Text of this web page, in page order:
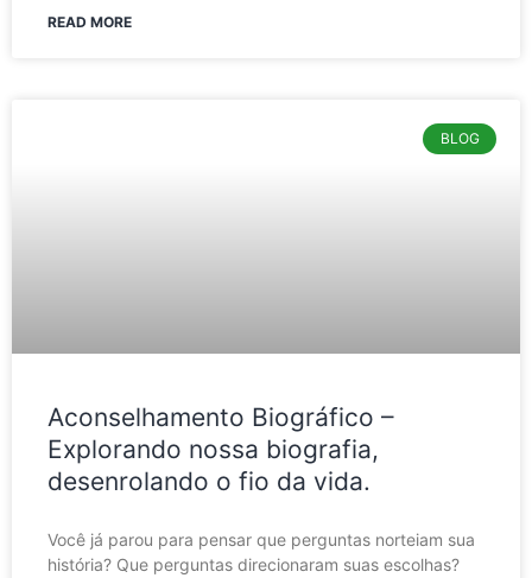
READ MORE
BLOG
Aconselhamento Biográfico –
Explorando nossa biografia,
desenrolando o fio da vida.
Você já parou para pensar que perguntas norteiam sua
história? Que perguntas direcionaram suas escolhas?